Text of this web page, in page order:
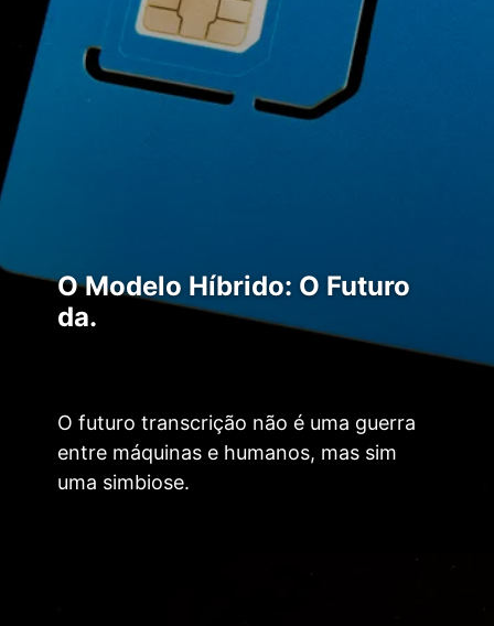
O Modelo Híbrido: O Futuro
da.
O futuro transcrição não é uma guerra
entre máquinas e humanos, mas sim
uma simbiose.